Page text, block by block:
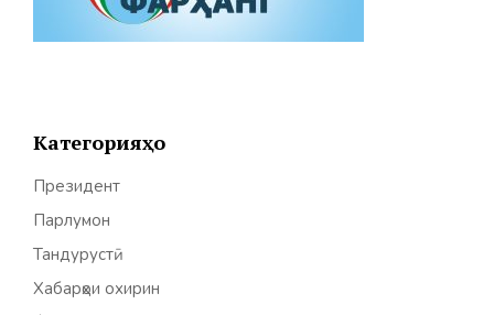
Категорияҳо
Президент
Парлумон
Тандурустӣ
Хабарҳои охирин